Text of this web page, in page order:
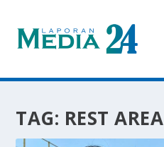
TAG: REST AREA